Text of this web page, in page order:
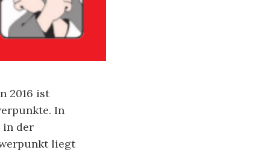
2016 ist
In
in der
liegt